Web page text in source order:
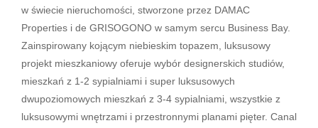
w świecie nieruchomości, stworzone przez DAMAC
Properties i de GRISOGONO w samym sercu Business Bay.
Zainspirowany kojącym niebieskim topazem, luksusowy
projekt mieszkaniowy oferuje wybór designerskich studiów,
mieszkań z 1-2 sypialniami i super luksusowych
dwupoziomowych mieszkań z 3-4 sypialniami, wszystkie z
luksusowymi wnętrzami i przestronnymi planami pięter. Canal